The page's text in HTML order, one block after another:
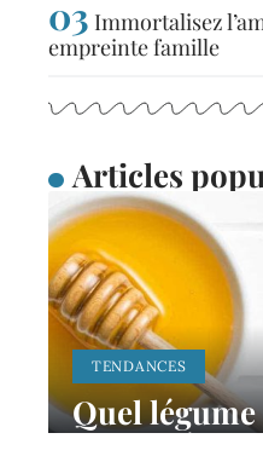
Immortalisez
empreinte famille
Articles
TENDANCES
Quel
donner à un